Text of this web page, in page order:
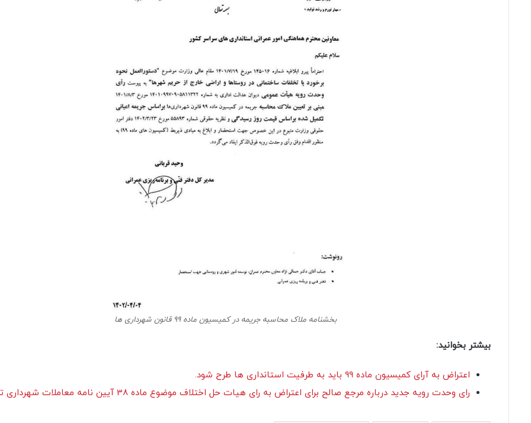
بخشنامه ملاک محاسبه جریمه در کمیسیون ماده 99 قانون شهرداری ها
بیشتر بخوانید:
اعتراض به آرای کمیسیون ماده 99 باید به طرفیت استانداری ها طرح شود.
رای وحدت رویه جدید درباره مرجع صالح برای اعتراض به رای هیات حل اختلاف موضوع ماده 38 آیین نامه معاملات شهرداری تهران